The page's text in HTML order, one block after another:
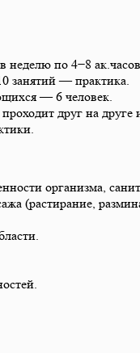
неделю по 4−8
занятий — практика.
— 6 человек.
друг на друге
организма,
(растирание,